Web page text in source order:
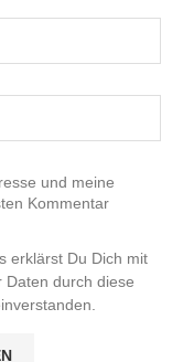
und meine
Kommentar
erklärst Du Dich mit
Daten durch diese